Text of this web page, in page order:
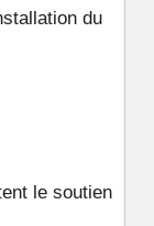
du
le soutien